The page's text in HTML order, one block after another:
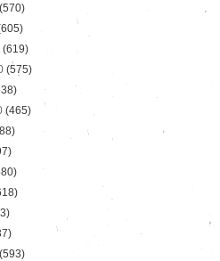
(570)
(619)
(575)
(465)
(593)